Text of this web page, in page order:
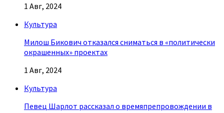
1 Авг, 2024
Культура
Милош Бикович отказался сниматься в «политически
окрашенных» проектах
1 Авг, 2024
Культура
Певец Шарлот рассказал о времяпрепровождении в